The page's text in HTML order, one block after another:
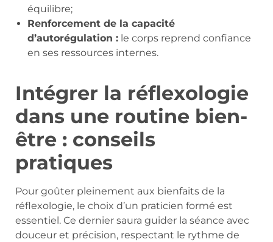
équilibre;
Renforcement de la capacité
d’autorégulation : le corps reprend confiance
en ses ressources internes.
Intégrer la réflexologie
dans une routine bien-
être : conseils
pratiques
Pour goûter pleinement aux bienfaits de la
réflexologie, le choix d’un praticien formé est
essentiel. Ce dernier saura guider la séance avec
douceur et précision, respectant le rythme de